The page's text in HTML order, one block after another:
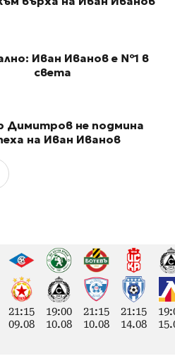
Иван Иванов е №1 в
света
Димитров не подмина
на Иван Иванов
21:15
09.08
19:00
10.08
21:15
10.08
21:15
14.08